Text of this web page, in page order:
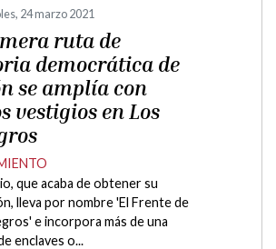
24 marzo 2021
ruta de
democrática de
se amplía con
vestigios en Los
que acaba de obtener su
lleva por nombre 'El Frente de
e incorpora más de una
enclaves o...